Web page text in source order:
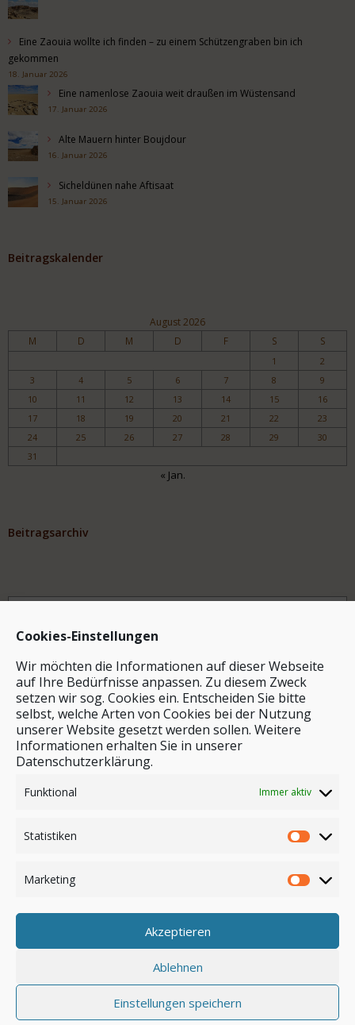
Cookies-Einstellungen
Wir möchten die Informationen auf dieser Webseite
auf Ihre Bedürfnisse anpassen. Zu diesem Zweck
setzen wir sog. Cookies ein. Entscheiden Sie bitte
selbst, welche Arten von Cookies bei der Nutzung
unserer Website gesetzt werden sollen. Weitere
Informationen erhalten Sie in unserer
Datenschutzerklärung.
Funktional Immer aktiv
Statistiken
Marketing
Akzeptieren
Ablehnen
Einstellungen speichern
Eine Zaouia wollte ich finden – zu einem Schützengraben bin ich
gekommen
18. Januar 2026
Eine namenlose Zaouia weit draußen im Wüstensand
17. Januar 2026
Alte Mauern hinter Boujdour
16. Januar 2026
Sicheldünen nahe Aftisaat
15. Januar 2026
Beitragskalender
August 2026
M D M D F S S
1
2
3
4 5 6 7 8
9
10
11 12 13 14 15
16
17
18 19 20 21 22
23
24
25 26 27 28 29
30
31
« Jan.
Beitragsarchiv
Archiv
Stichwortsuche
Anmelden
© by safar-reiseblog.de